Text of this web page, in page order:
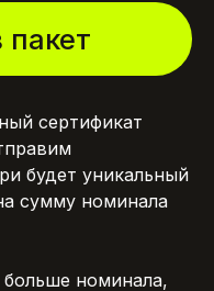
пакет
сертификат
будет уникальный
сумму номинала
больше номинала,